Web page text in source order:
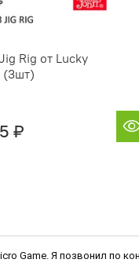
Rig от Lucky
(3шт)
₽
Game. Я позвонил по